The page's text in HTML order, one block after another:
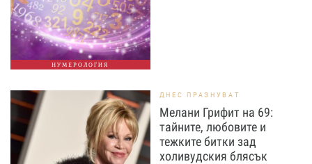
НУМЕРОЛОГИЯ
ДНЕС ПРАЗНУВАТ
Мелани Грифит на 69:
тайните, любовите и
тежките битки зад
холивудския блясък